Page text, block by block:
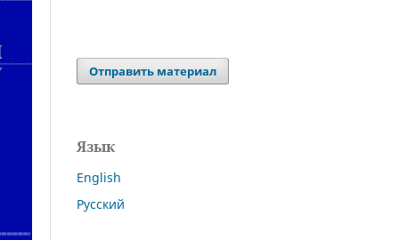
Отправить материал
Язык
English
Русский